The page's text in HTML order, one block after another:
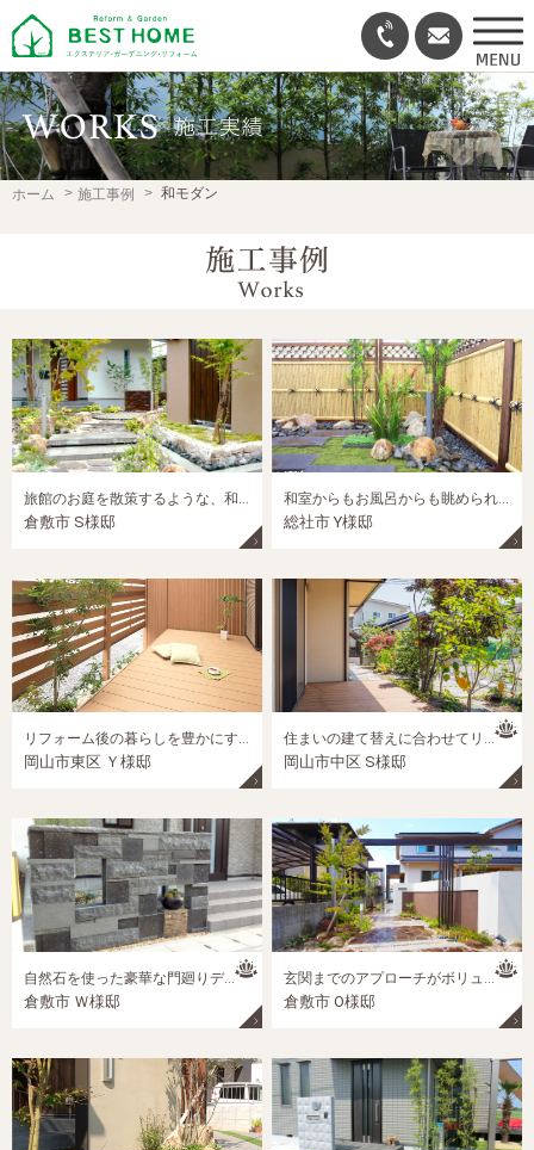
ホーム 施工事例 和モダン
倉敷市 S様邸 総社市 Y様邸
岡山市東区 Ｙ様邸
住まいの建て替えに合わせてリ・デザイン「雑木林×和モダン」の ナチュラルガーデン
岡山市中区 S様邸
自然石を使った豪華な門廻りデザイン
倉敷市 Ｗ様邸
玄関までのアプローチがボリューム感たっぷり！和モダン外構！
倉敷市 O様邸